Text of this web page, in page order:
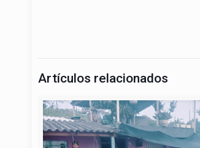
Artículos relacionados